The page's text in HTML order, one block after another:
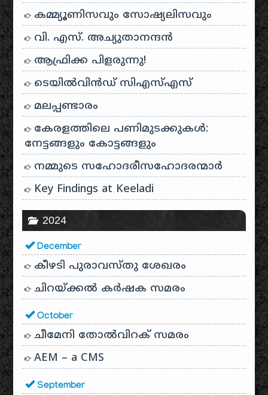
കമ്മ്യൂണിസവും സോഷ്യലിസവും
വി. എസ്. അച്യുതാനന്ദൻ
ആഫ്രിക്ക പിളരുന്നു!
ടെയിൽ‌വിൻഡ് സി‌എസ്‌എസ്
മലപ്പണ്ടാരം
കേരളത്തിലെ പണിമുടക്കുകൾ:
നേട്ടങ്ങളും കോട്ടങ്ങളും
നമ്മുടെ സഹോദരീസഹോദരന്മാർ
Key Findings at Keeladi
2024
December
കീഴടി പുരാവസ്തു ശേഖരം
ചിറയ്ക്കൽ കർഷക സമരം
October
ചീമേനി തോൽവിറക് സമരം
AEM – a CMS
September